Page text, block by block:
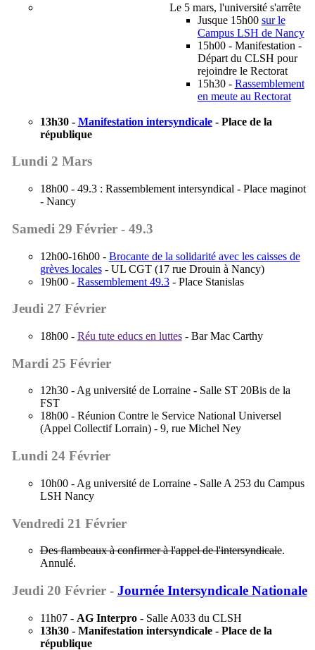
Jeudi 20 Février - Journée Intersyndicale Nationale
11h07 - AG Interpro- Salle A033 du CLSH
13h30 - Manifestation intersyndicale - Place de la
république
Vendredi 21 Février
Des flambeaux à confirmer à l'appel de l'intersyndicale.
Annulé.
Lundi 24 Février
10h00 - Ag université de Lorraine - Salle A 253 du Campus
LSH Nancy
Mardi 25 Février
12h30 - Ag université de Lorraine - Salle ST 20Bis de la
FST
18h00 - Réunion Contre le Service National Universel
(Appel Collectif Lorrain) - 9, rue Michel Ney
Jeudi 27 Février
18h00 - Réu tute educs en luttes- Bar Mac Carthy
Samedi 29 Février - 49.3
12h00-16h00 - Brocante de la solidarité avec les caisses de
grèves locales- UL CGT (17 rue Drouin à Nancy)
19h00 - Rassemblement 49.3- Place Stanislas
Lundi 2 Mars
18h00 - 49.3 : Rassemblement intersyndical - Place maginot
- Nancy
Le 5 mars, l'université s'arrête
Jusque 15h00 sur le
Campus LSH de Nancy
15h00 - Manifestation -
Départ du CLSH pour
rejoindre le Rectorat
15h30 - Rassemblement
en meute au Rectorat
13h30 - Manifestation intersyndicale- Place de la
république